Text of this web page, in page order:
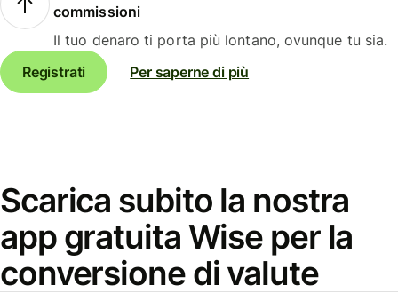
commissioni
Il tuo denaro ti porta più lontano, ovunque tu sia.
Registrati
Per saperne di più
Scarica subito la nostra
app gratuita Wise per la
conversione di valute